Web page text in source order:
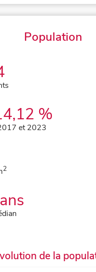
Population
%
et 2023
2
de la